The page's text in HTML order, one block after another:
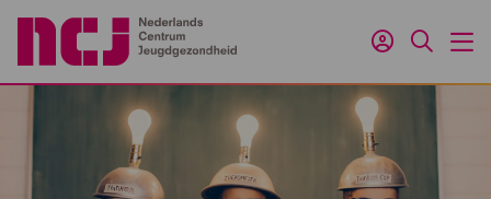
Inloggen
Zoeken